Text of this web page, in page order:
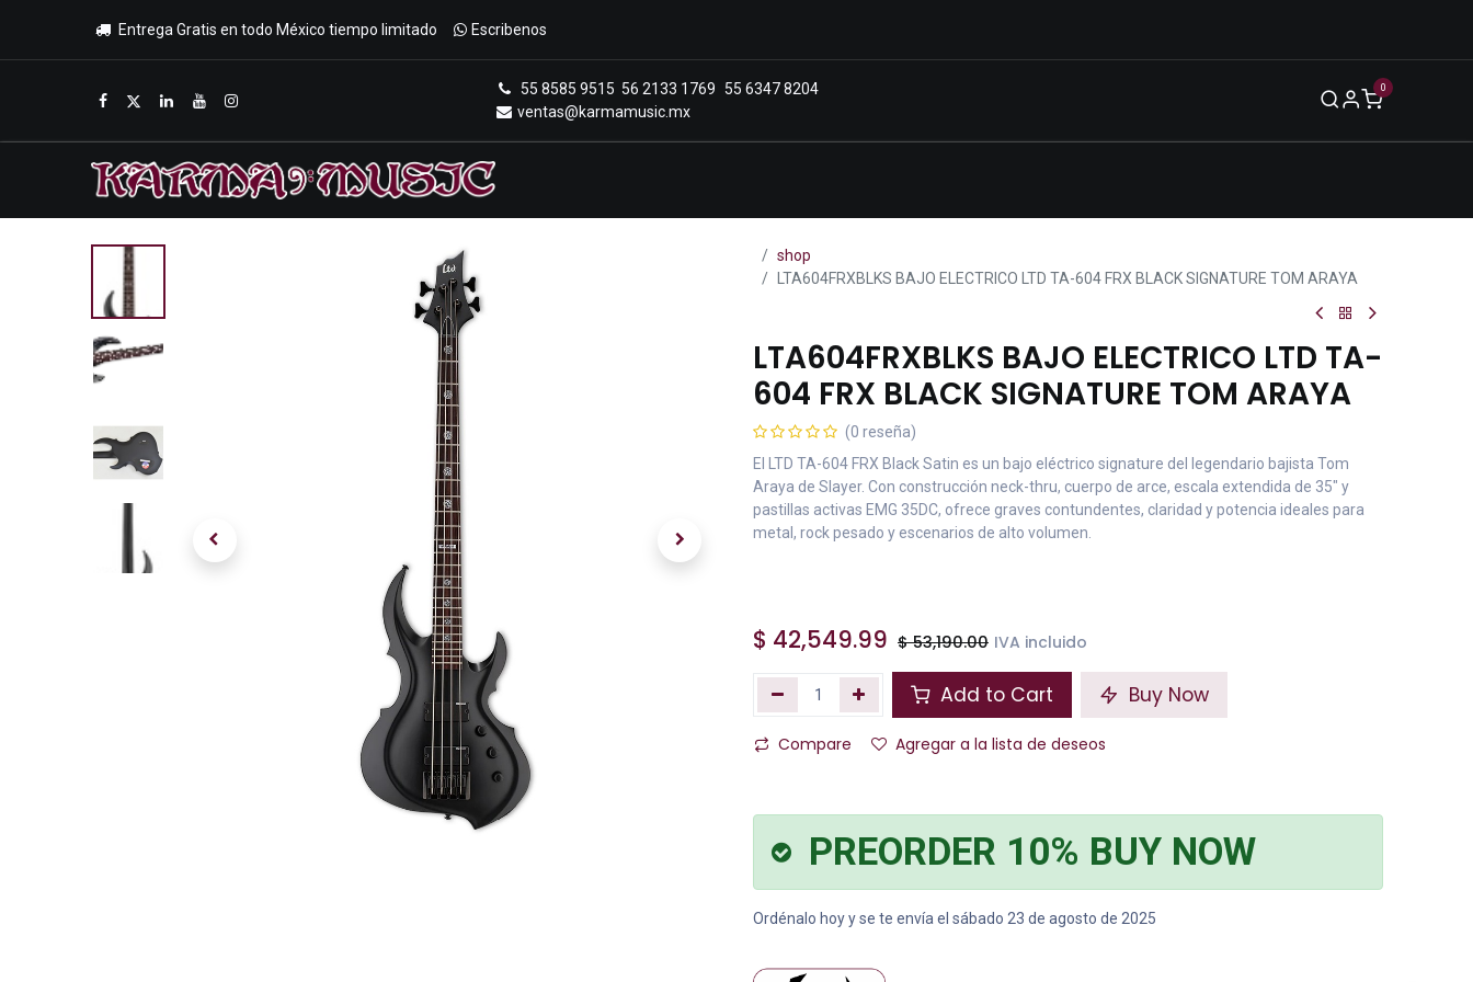
Entrega Gratis en todo México tiempo limitado Escribenos
55 8585 9515 56 2133 1769
55 6347 8204
ventas@karmamusic.mx
0
Inicio Tienda Promociones
shop
LTA604FRXBLKS BAJO ELECTRICO LTD TA-604 FRX BLACK SIGNATURE TOM ARAYA
LTA604FRXBLKS BAJO ELECTRICO LTD TA-
604 FRX BLACK SIGNATURE TOM ARAYA
(0 reseña)
El LTD TA-604 FRX Black Satin es un bajo eléctrico signature del legendario bajista Tom
Araya de Slayer. Con construcción neck-thru, cuerpo de arce, escala extendida de 35" y
pastillas activas EMG 35DC, ofrece graves contundentes, claridad y potencia ideales para
metal, rock pesado y escenarios de alto volumen.
$ 42,549.99 $53,190.00 IVA incluido
Add to Cart Buy Now
Compare Agregar a la lista de deseos
PREORDER 10% BUY NOW
Ordénalo hoy y se te envía el sábado 23 de agosto de 2025